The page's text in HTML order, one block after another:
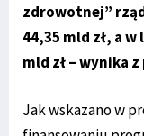
zdrowotnej”
44,35 mld zł, a w
mld zł – wynika
Jak wskazano w